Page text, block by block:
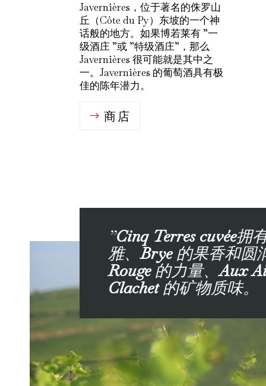
Javernières，位于著名的侏罗山
丘（Côte du Py）东坡的一个神
话般的地方。如果博若莱有 ”一
级酒庄 ”或 ”特级酒庄”，那么
Javernières 很可能就是其中之
一。Javernières 的葡萄酒具有极
佳的陈年潜力。
商店
”Cinq Terres cuvée拥
雅、Brye的果香和圆
Rouge的力量、Aux
Clachet的矿物质味。